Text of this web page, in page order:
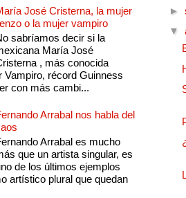
José Cristerna, la mujer
o la mujer vampiro
sabríamos decir si la
María José
, más conocida
Vampiro, récord Guinness
con más cambi...
Arrabal nos habla del
Arrabal es mucho
que un artista singular, es
de los últimos ejemplos
artístico plural que quedan
►
▼